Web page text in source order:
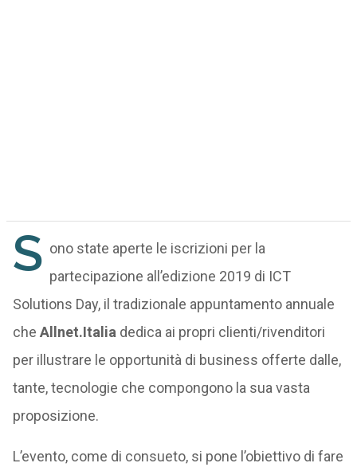
S ono state aperte le iscrizioni per la
partecipazione all’edizione 2019 di ICT
Solutions Day, il tradizionale appuntamento annuale
che Allnet.Italia dedica ai propri clienti/rivenditori
per illustrare le opportunità di business offerte dalle,
tante, tecnologie che compongono la sua vasta
proposizione.
L’evento, come di consueto, si pone l’obiettivo di fare